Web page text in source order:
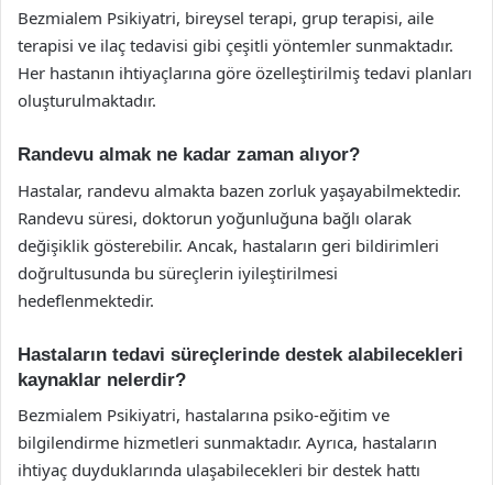
Bezmialem Psikiyatri, bireysel terapi, grup terapisi, aile
terapisi ve ilaç tedavisi gibi çeşitli yöntemler sunmaktadır.
Her hastanın ihtiyaçlarına göre özelleştirilmiş tedavi planları
oluşturulmaktadır.
Randevu almak ne kadar zaman alıyor?
Hastalar, randevu almakta bazen zorluk yaşayabilmektedir.
Randevu süresi, doktorun yoğunluğuna bağlı olarak
değişiklik gösterebilir. Ancak, hastaların geri bildirimleri
doğrultusunda bu süreçlerin iyileştirilmesi
hedeflenmektedir.
Hastaların tedavi süreçlerinde destek alabilecekleri
kaynaklar nelerdir?
Bezmialem Psikiyatri, hastalarına psiko-eğitim ve
bilgilendirme hizmetleri sunmaktadır. Ayrıca, hastaların
ihtiyaç duyduklarında ulaşabilecekleri bir destek hattı